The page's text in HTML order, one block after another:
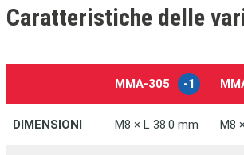
Caratteristiche delle
MMA‑305 -1
DIMENSIONI M8 × L 38.0 mm M8